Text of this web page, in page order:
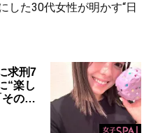
した30代女性が明かす“日
求刑7
“楽し
その…